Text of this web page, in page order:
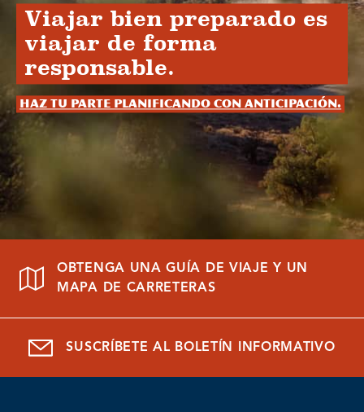
Viajar bien preparado es
viajar de forma
responsable.
Haz tu parte planificando con anticipación.
OBTENGA UNA GUÍA DE VIAJE Y UN
MAPA DE CARRETERAS
SUSCRÍBETE AL BOLETÍN INFORMATIVO